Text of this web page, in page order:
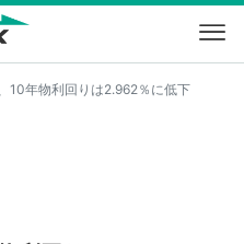
10年物利回りは2.962％に低下